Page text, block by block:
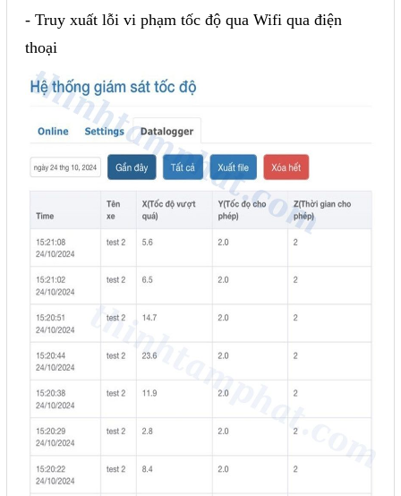
- Truy xuất lỗi vi phạm tốc độ qua Wifi qua điện
thoại